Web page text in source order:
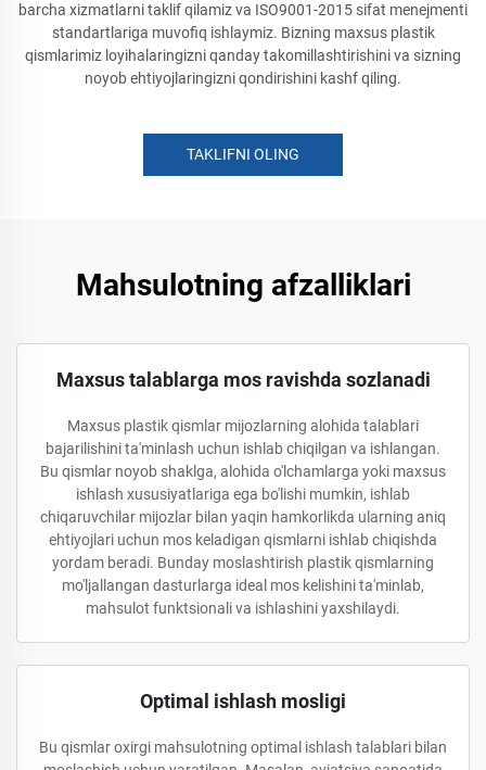
barcha xizmatlarni taklif qilamiz va ISO9001-2015 sifat menejmenti
standartlariga muvofiq ishlaymiz. Bizning maxsus plastik
qismlarimiz loyihalaringizni qanday takomillashtirishini va sizning
noyob ehtiyojlaringizni qondirishini kashf qiling.
TAKLIFNI OLING
Mahsulotning afzalliklari
Maxsus talablarga mos ravishda sozlanadi
Maxsus plastik qismlar mijozlarning alohida talablari
bajarilishini ta'minlash uchun ishlab chiqilgan va ishlangan.
Bu qismlar noyob shaklga, alohida o'lchamlarga yoki maxsus
ishlash xususiyatlariga ega bo'lishi mumkin, ishlab
chiqaruvchilar mijozlar bilan yaqin hamkorlikda ularning aniq
ehtiyojlari uchun mos keladigan qismlarni ishlab chiqishda
yordam beradi. Bunday moslashtirish plastik qismlarning
mo'ljallangan dasturlarga ideal mos kelishini ta'minlab,
mahsulot funktsionali va ishlashini yaxshilaydi.
Optimal ishlash mosligi
Bu qismlar oxirgi mahsulotning optimal ishlash talablari bilan